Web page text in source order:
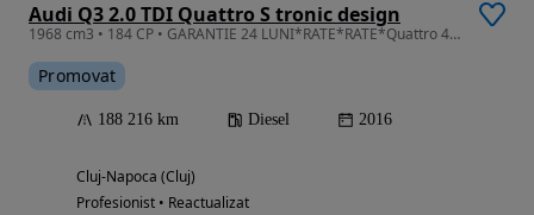
Audi Q3 2.0 TDI Quattro S tronic design
1968 cm3 • 184 CP • GARANTIE 24 LUNI*RATE*RATE*Quattro 4x4*Automata*184Cp*S-Line plus*Full
Promovat
188 216 km Diesel 2016
Cluj-Napoca (Cluj)
Profesionist • Reactualizat